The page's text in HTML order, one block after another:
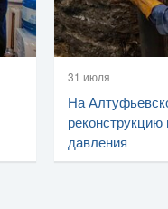
31 июля
На
реконструкцию
давления